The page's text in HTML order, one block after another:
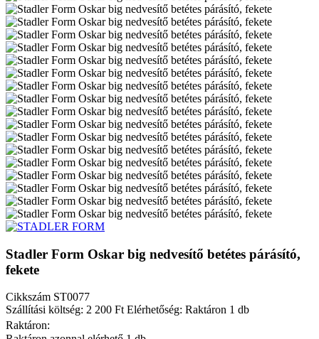
Stadler Form Oskar big nedvesítő betétes párásító,
fekete
Cikkszám ST0077
Szállítási költség: 2 200 FtElérhetőség: Raktáron 1 db
Raktáron: